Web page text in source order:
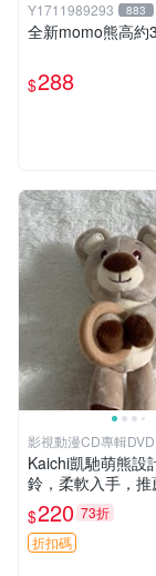
Y1711989293 883
全新momo熊高約
$288
影視動漫CD專輯DVD
Kaichi凱馳萌熊設
鈴，柔軟入手，
擇 熊公仔 安撫玩
$220 73折
折扣碼